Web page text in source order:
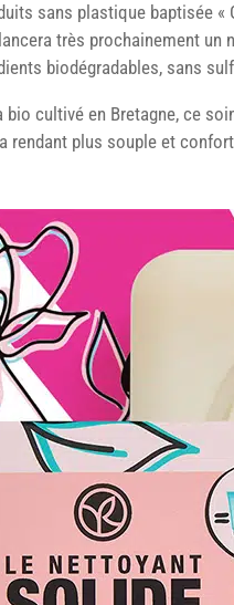
sans plastique baptisée
très prochainement un
biodégradables, sans
bio cultivé en Bretagne, ce
rendant plus souple et